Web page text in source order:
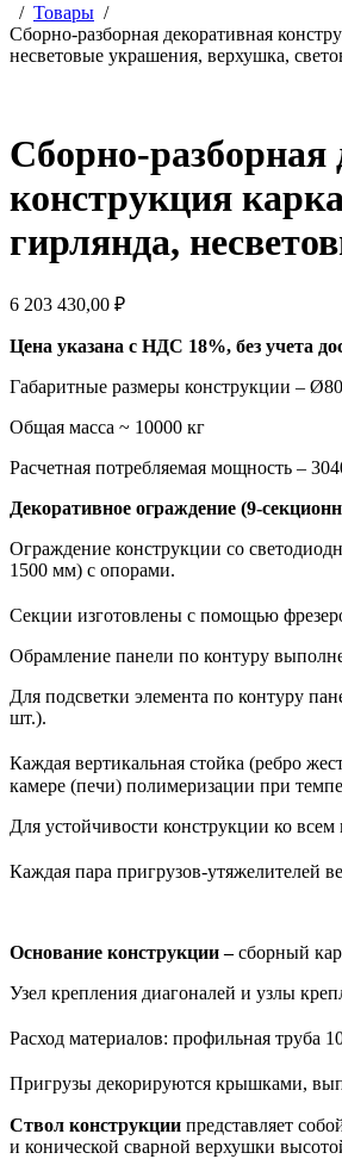
Товары
Сборно-разборная декоративная
несветовые украшения, верхушка,
Сборно-разборная
конструкция
гирлянда,
6 203 430,00 ₽
Цена указана с НДС 18%, без учета
Габаритные размеры конструкции –
Общая масса ~ 10000 кг
Расчетная потребляемая мощность –
Декоративное ограждение (9-
Ограждение конструкции со
1500 мм) с опорами.
Секции изготовлены с помощью
Обрамление панели по контуру
Для подсветки элемента по контуру
шт.).
Каждая вертикальная стойка (ребро
камере (печи) полимеризации при
Для устойчивости конструкции ко
Каждая пара пригрузов-утяжелителей
Основание конструкции–сборный
Узел крепления диагоналей и узлы
Расход материалов: профильная труба
Пригрузы декорируются крышками,
Ствол конструкции представляет
и конической сварной верхушки